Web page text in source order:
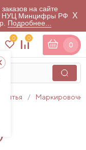
на сайте
НУЦ Минцифры РФ
Подробнее...
X
0 0
0
шитья